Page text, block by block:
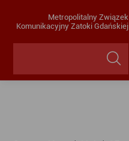
Metropolitalny Związek
Komunikacyjny Zatoki Gdańskiej